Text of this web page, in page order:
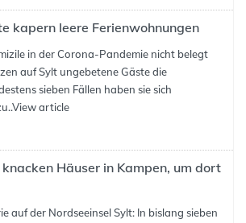
kapern leere Ferienwohnungen
in der Corona-Pandemie nicht belegt
auf Sylt ungebetene Gäste die
sieben Fällen haben sie sich
View article
Häuser in Kampen, um dort
auf der Nordseeinsel Sylt: In bislang sieben